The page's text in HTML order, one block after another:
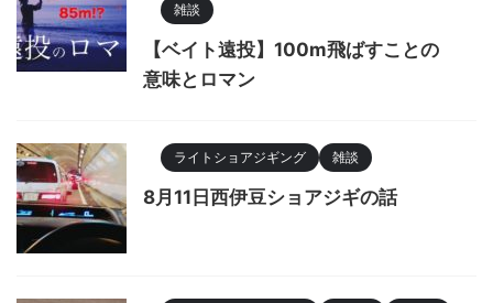
雑談
【ベイト遠投】100m飛ばすことの
意味とロマン
ライトショアジギング 雑談
8月11日西伊豆ショアジギの話